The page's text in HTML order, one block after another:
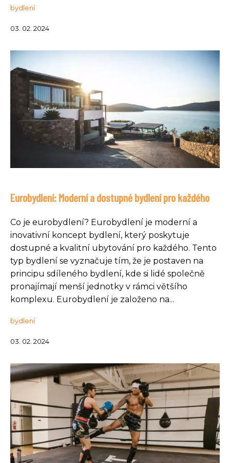
bydlení
03. 02. 2024
Eurobydlení: Moderní a dostupné bydlení pro každého
Co je eurobydlení? Eurobydlení je moderní a
inovativní koncept bydlení, který poskytuje
dostupné a kvalitní ubytování pro každého. Tento
typ bydlení se vyznačuje tím, že je postaven na
principu sdíleného bydlení, kde si lidé společně
pronajímají menší jednotky v rámci většího
komplexu. Eurobydlení je založeno na...
bydlení
03. 02. 2024